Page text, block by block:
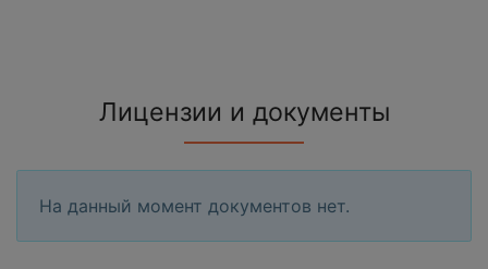
Лицензии и документы
На данный момент документов нет.